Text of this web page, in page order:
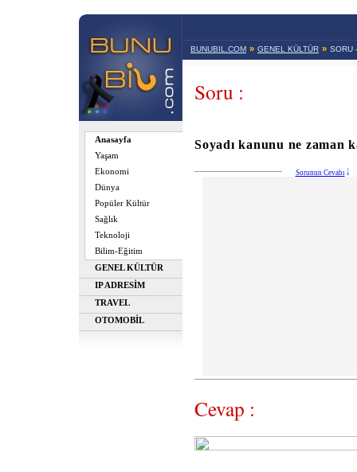
Anasayfa
Yaşam
Ekonomi
Dünya
Popüler Kültür
Sağlık
Teknoloji
Bilim-Eğitim
GENEL KÜLTÜR
IP ADRESİM
TRAVEL
OTOMOBİL
BUNUBIL.COM » GENEL KÜLTÜR » SORU
Soru :
Soyadı kanunu ne zaman
Sorunun Cevabı
Cevap :